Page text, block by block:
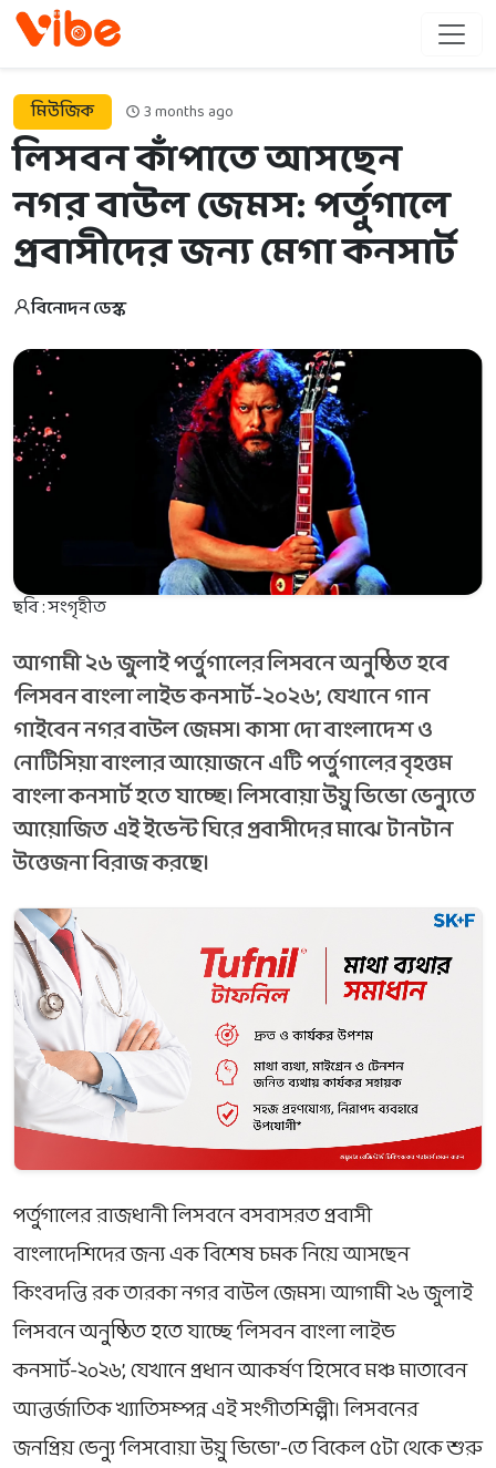
মিউজিক 3 months ago
লিসবন কাঁপাতে আসছেন
নগর বাউল জেমস: পর্তুগালে
প্রবাসীদের জন্য মেগা কনসার্ট
বিনোদন ডেস্ক
ছবি : সংগৃহীত
আগামী ২৬ জুলাই পর্তুগালের লিসবনে অনুষ্ঠিত হবে
‘লিসবন বাংলা লাইভ কনসার্ট-২০২৬’, যেখানে গান
গাইবেন নগর বাউল জেমস। কাসা দো বাংলাদেশ ও
নোটিসিয়া বাংলার আয়োজনে এটি পর্তুগালের বৃহত্তম
বাংলা কনসার্ট হতে যাচ্ছে। লিসবোয়া উয়ু ভিভো ভেন্যুতে
আয়োজিত এই ইভেন্ট ঘিরে প্রবাসীদের মাঝে টানটান
উত্তেজনা বিরাজ করছে।
পর্তুগালের রাজধানী লিসবনে বসবাসরত প্রবাসী
বাংলাদেশিদের জন্য এক বিশেষ চমক নিয়ে আসছেন
কিংবদন্তি রক তারকা নগর বাউল জেমস। আগামী ২৬ জুলাই
লিসবনে অনুষ্ঠিত হতে যাচ্ছে ‘লিসবন বাংলা লাইভ
কনসার্ট-২০২৬’, যেখানে প্রধান আকর্ষণ হিসেবে মঞ্চ মাতাবেন
আন্তর্জাতিক খ্যাতিসম্পন্ন এই সংগীতশিল্পী। লিসবনের
জনপ্রিয় ভেন্যু ‘লিসবোয়া উয়ু ভিভো’-তে বিকেল ৫টা থেকে শুরু